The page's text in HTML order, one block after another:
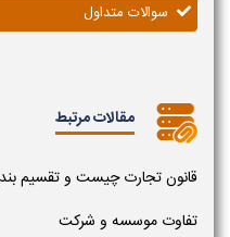
سوالات متداول
مقالات مرتبط
قانون تجارت چیست و تقسیم
تفاوت موسسه و شرکت